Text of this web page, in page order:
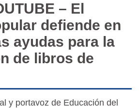
– El
defiende en
ayudas para la
de libros de
y portavoz de Educación del